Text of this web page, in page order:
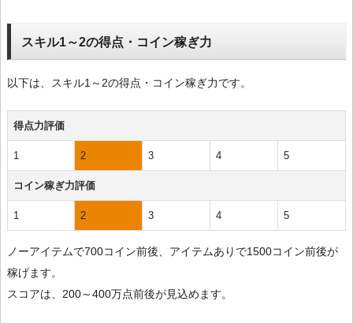
スキル1～2の得点・コイン稼ぎ力
以下は、スキル1～2の得点・コイン稼ぎ力です。
得点力評価
1 2 3 4 5
コイン稼ぎ力評価
1 2 3 4 5
ノーアイテムで700コイン前後、アイテムありで1500コイン前後が
稼げます。
スコアは、200～400万点前後が見込めます。